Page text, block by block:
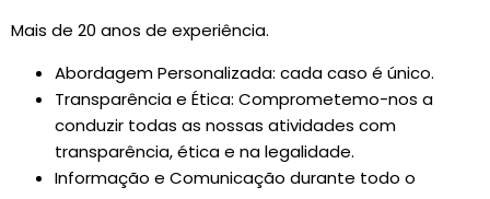
Mais de 20 anos de experiência.
Abordagem Personalizada: cada caso é único.
Transparência e Ética: Comprometemo-nos a
conduzir todas as nossas atividades com
transparência, ética e na legalidade.
Informação e Comunicação durante todo o